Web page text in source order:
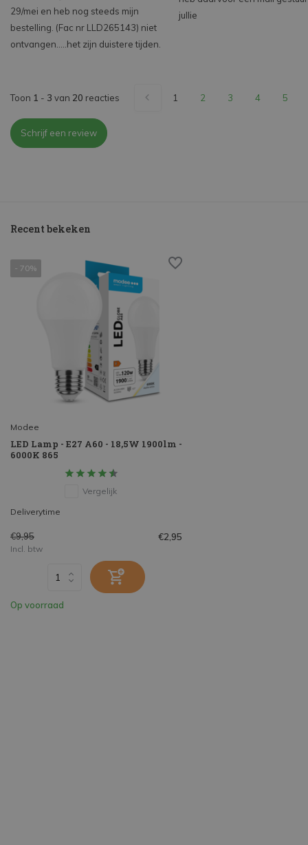
29/mei en heb nog steeds mijn
bestelling. (Fac nr LLD265143) niet
ontvangen.....het zijn duistere tijden.
jullie
Toon 1 - 3 van 20 reacties 1 2 3 4 5
Schrijf een review
Recent bekeken
- 70%
Modee
LED Lamp - E27 A60 - 18,5W 1900lm -
6000K 865
Vergelijk
Deliverytime
€9,95 €2,95
Incl. btw
Op voorraad